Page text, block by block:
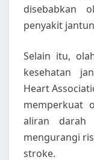
disebabkan
penyakit
Selain itu,
kesehatan
Heart
memperkuat
aliran
mengurangi
stroke.